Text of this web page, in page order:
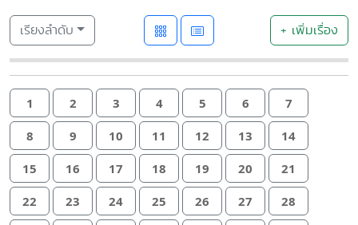
เรียงลำดับ + เพิ่มเรื่อง
1 2 3 4 5 6 7
8 9 10 11 12 13 14
15 16 17 18 19 20 21
22 23 24 25 26 27 28